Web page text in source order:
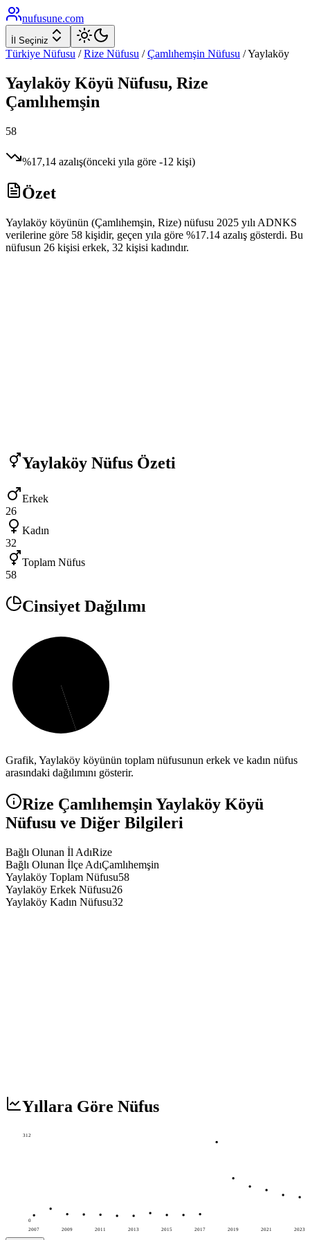
nufusune.com
İl Seçiniz
Türkiye Nüfusu / Rize Nüfusu / Çamlıhemşin Nüfusu /Yaylaköy
Yaylaköy Köyü Nüfusu, Rize
Çamlıhemşin
58
%17,14 azalış(önceki yıla göre -12 kişi)
Özet
Yaylaköy köyünün (Çamlıhemşin, Rize) nüfusu 2025 yılı ADNKS
verilerine göre 58 kişidir, geçen yıla göre %17.14 azalış gösterdi. Bu
nüfusun 26 kişisi erkek, 32 kişisi kadındır.
Yaylaköy Nüfus Özeti
Erkek
26
Kadın
32
Toplam Nüfus
58
Cinsiyet Dağılımı
Grafik, Yaylaköy köyünün toplam nüfusunun erkek ve kadın nüfus
arasındaki dağılımını gösterir.
Rize Çamlıhemşin Yaylaköy Köyü
Nüfusu ve Diğer Bilgileri
Bağlı Olunan İl AdıRize
Bağlı Olunan İlçe AdıÇamlıhemşin
Yaylaköy Toplam Nüfusu58
Yaylaköy Erkek Nüfusu26
Yaylaköy Kadın Nüfusu32
Yıllara Göre Nüfus
2007 2009 2011 2013 2015 2017 2019 2021 2023
312
0